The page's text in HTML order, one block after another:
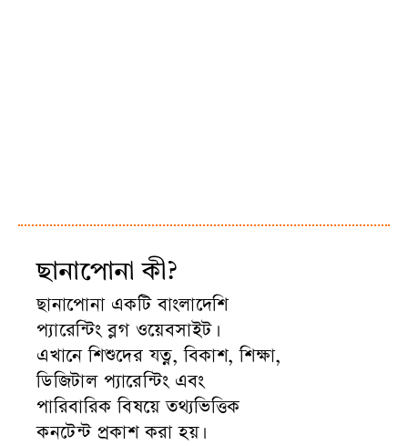
ছানাপোনা কী?
ছানাপোনা একটি বাংলাদেশি
প্যারেন্টিং ব্লগ ওয়েবসাইট।
এখানে শিশুদের যত্ন, বিকাশ, শিক্ষা,
ডিজিটাল প্যারেন্টিং এবং
পারিবারিক বিষয়ে তথ্যভিত্তিক
কনটেন্ট প্রকাশ করা হয়।